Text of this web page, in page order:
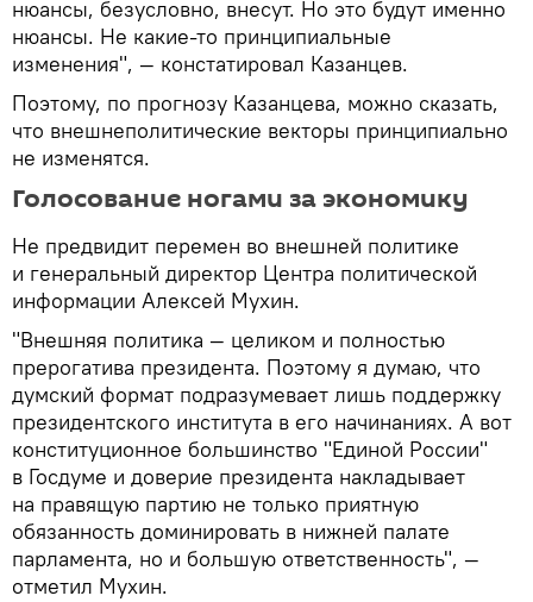
нюансы, безусловно, внесут. Но это будут именно
нюансы. Не какие-то принципиальные
изменения", — констатировал Казанцев.
Поэтому, по прогнозу Казанцева, можно сказать,
что внешнеполитические векторы принципиально
не изменятся.
Голосование ногами за экономику
Не предвидит перемен во внешней политике
и генеральный директор Центра политической
информации Алексей Мухин.
"Внешняя политика — целиком и полностью
прерогатива президента. Поэтому я думаю, что
думский формат подразумевает лишь поддержку
президентского института в его начинаниях. А вот
конституционное большинство "Единой России"
в Госдуме и доверие президента накладывает
на правящую партию не только приятную
обязанность доминировать в нижней палате
парламента, но и большую ответственность", —
отметил Мухин.